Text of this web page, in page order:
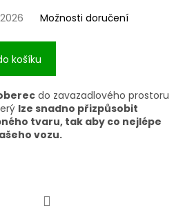
Možnosti doručení
košíku
do zavazadlového prostoru
lze snadno přizpůsobit
tvaru, tak aby co nejlépe
vozu.